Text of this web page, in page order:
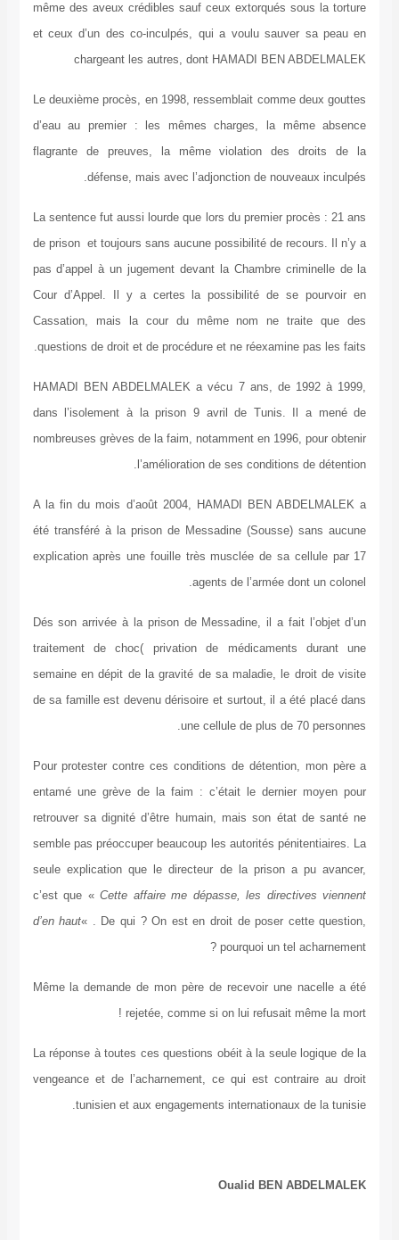
même des aveux crédibles sauf ceux extorqués sous la torture
et ceux d’un des co-inculpés, qui a voulu sauver sa peau en
chargeant les autres, dont HAMADI BEN ABDELMALEK
Le deuxième procès, en 1998, ressemblait comme deux gouttes
d’eau au premier : les mêmes charges, la même absence
flagrante de preuves, la même violation des droits de la
défense, mais avec l’adjonction de nouveaux inculpés.
La sentence fut aussi lourde que lors du premier procès : 21 ans
de prison et toujours sans aucune possibilité de recours. Il n’y a
pas d’appel à un jugement devant la Chambre criminelle de la
Cour d’Appel. Il y a certes la possibilité de se pourvoir en
Cassation, mais la cour du même nom ne traite que des
questions de droit et de procédure et ne réexamine pas les faits.
HAMADI BEN ABDELMALEK a vécu 7 ans, de 1992 à 1999,
dans l’isolement à la prison 9 avril de Tunis. Il a mené de
nombreuses grèves de la faim, notamment en 1996, pour obtenir
l’amélioration de ses conditions de détention.
A la fin du mois d’août 2004, HAMADI BEN ABDELMALEK a
été transféré à la prison de Messadine (Sousse) sans aucune
explication après une fouille très musclée de sa cellule par 17
agents de l’armée dont un colonel.
Dés son arrivée à la prison de Messadine, il a fait l’objet d’un
traitement de choc( privation de médicaments durant une
semaine en dépit de la gravité de sa maladie, le droit de visite
de sa famille est devenu dérisoire et surtout, il a été placé dans
une cellule de plus de 70 personnes.
Pour protester contre ces conditions de détention, mon père a
entamé une grève de la faim : c’était le dernier moyen pour
retrouver sa dignité d’être humain, mais son état de santé ne
semble pas préoccuper beaucoup les autorités pénitentiaires. La
seule explication que le directeur de la prison a pu avancer,
c’est que «Cette affaire me dépasse, les directives viennent
d’en haut« . De qui ? On est en droit de poser cette question,
pourquoi un tel acharnement ?
Même la demande de mon père de recevoir une nacelle a été
rejetée, comme si on lui refusait même la mort !
La réponse à toutes ces questions obéit à la seule logique de la
vengeance et de l’acharnement, ce qui est contraire au droit
tunisien et aux engagements internationaux de la tunisie.
Oualid BEN ABDELMALEK